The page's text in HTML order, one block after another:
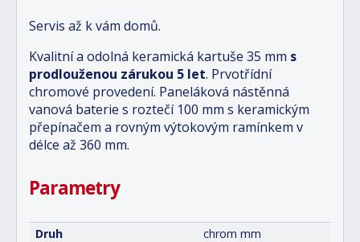
Servis až k vám domů.
Kvalitní a odolná keramická kartuše 35 mm s
prodlouženou zárukou 5 let. Prvotřídní
chromové provedení. Paneláková nástěnná
vanová baterie s roztečí 100 mm s keramickým
přepínačem a rovným výtokovým ramínkem v
délce až 360 mm.
Parametry
Druh
chrom mm